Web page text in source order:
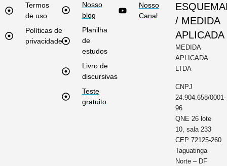
Termos
de uso
Políticas de
privacidade
Nosso
blog
Planilha
de
estudos
Livro de
discursivas
Teste
gratuito
Nosso
Canal
/ MEDIDA
APLICADA
MEDIDA
APLICADA
LTDA
CNPJ
24.904.658/0001-
96
QNE 26 lote
10, sala 233
CEP 72125-260
Taguatinga
Norte – DF